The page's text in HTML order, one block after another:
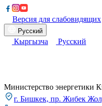
Версия для слабовидящих
Русский
Кыргызча Русский
Министерство энергетики
​г. Бишкек, пр. Жибек